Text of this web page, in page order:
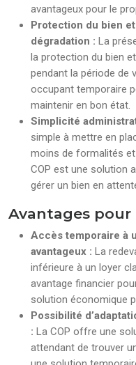
avantageux pour le
Protection du bien
dégradation : La
la protection du bien
pendant la période de
occupant temporaire
maintenir en bon état.
Simplicité
simple à mettre en
moins de formalités
COP est une solution
gérer un bien en
Avantages pour
Accès temporaire à
avantageux : La
inférieure à un loyer
avantage financier
solution économique
Possibilité
: La COP offre une
attendant de trouver